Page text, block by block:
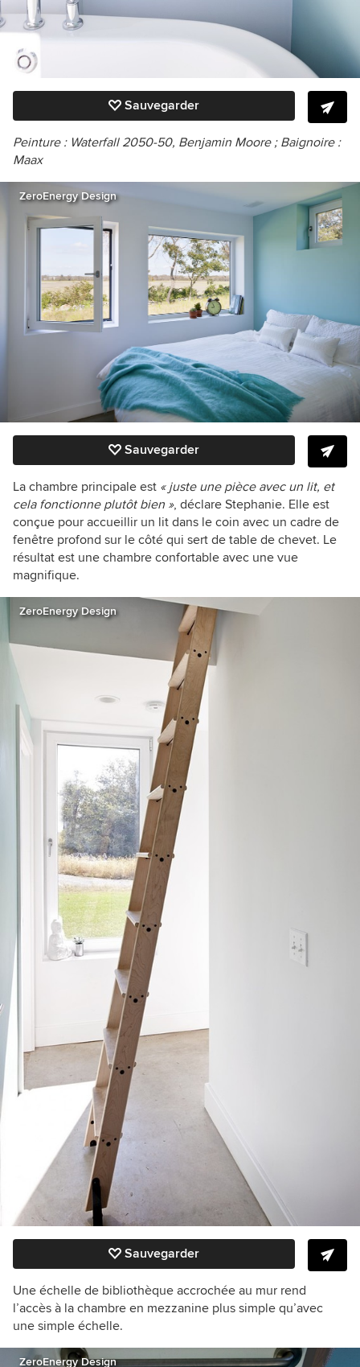
Sauvegarder
Peinture : Waterfall 2050-50, Benjamin Moore ; Baignoire :
Maax
ZeroEnergy Design
Sauvegarder
La chambre principale est « juste une pièce avec un lit, et
cela fonctionne plutôt bien », déclare Stephanie. Elle est
conçue pour accueillir un lit dans le coin avec un cadre de
fenêtre profond sur le côté qui sert de table de chevet. Le
résultat est une chambre confortable avec une vue
magnifique.
ZeroEnergy Design
Sauvegarder
Une échelle de bibliothèque accrochée au mur rend
l’accès à la chambre en mezzanine plus simple qu’avec
une simple échelle.
ZeroEnergy Design